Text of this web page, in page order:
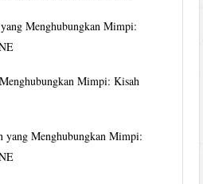
Menghubungkan Mimpi:
Mimpi: Kisah
yang Menghubungkan Mimpi: